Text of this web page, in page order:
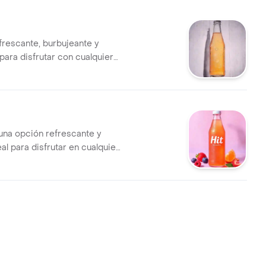
burbujeante y
disfrutar con cualquier
opción refrescante y
para disfrutar en cualquier